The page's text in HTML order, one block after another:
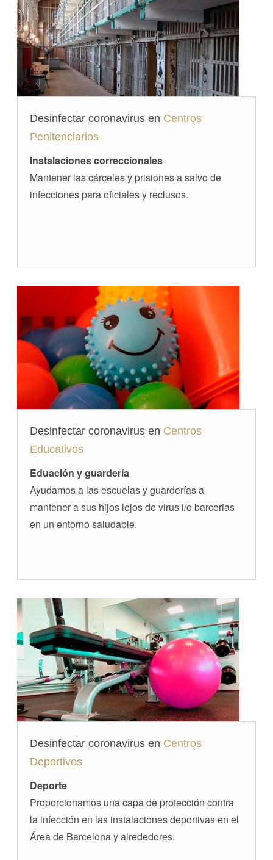
Desinfectar coronavirus en Centros
Penitenciarios
Instalaciones correccionales
Mantener las cárceles y prisiones a salvo de
infecciones para oficiales y reclusos.
Desinfectar coronavirus en Centros
Educativos
Eduación y guardería
Ayudamos a las escuelas y guarderías a
mantener a sus hijos lejos de virus i/o barcerias
en un entorno saludable.
Desinfectar coronavirus en Centros
Deportivos
Deporte
Proporcionamos una capa de protección contra
la infección en las instalaciones deportivas en el
Área de Barcelona y alrededores.